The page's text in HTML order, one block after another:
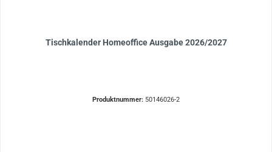
Tischkalender Homeoffice Ausgabe 2026/2027
Produktnummer: 50146026-2